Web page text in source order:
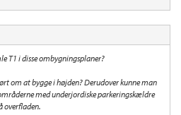
T1 i disse ombygningsplaner?
om at bygge i højden? Derudover kunne man
med underjordiske parkeringskældre
overfladen.